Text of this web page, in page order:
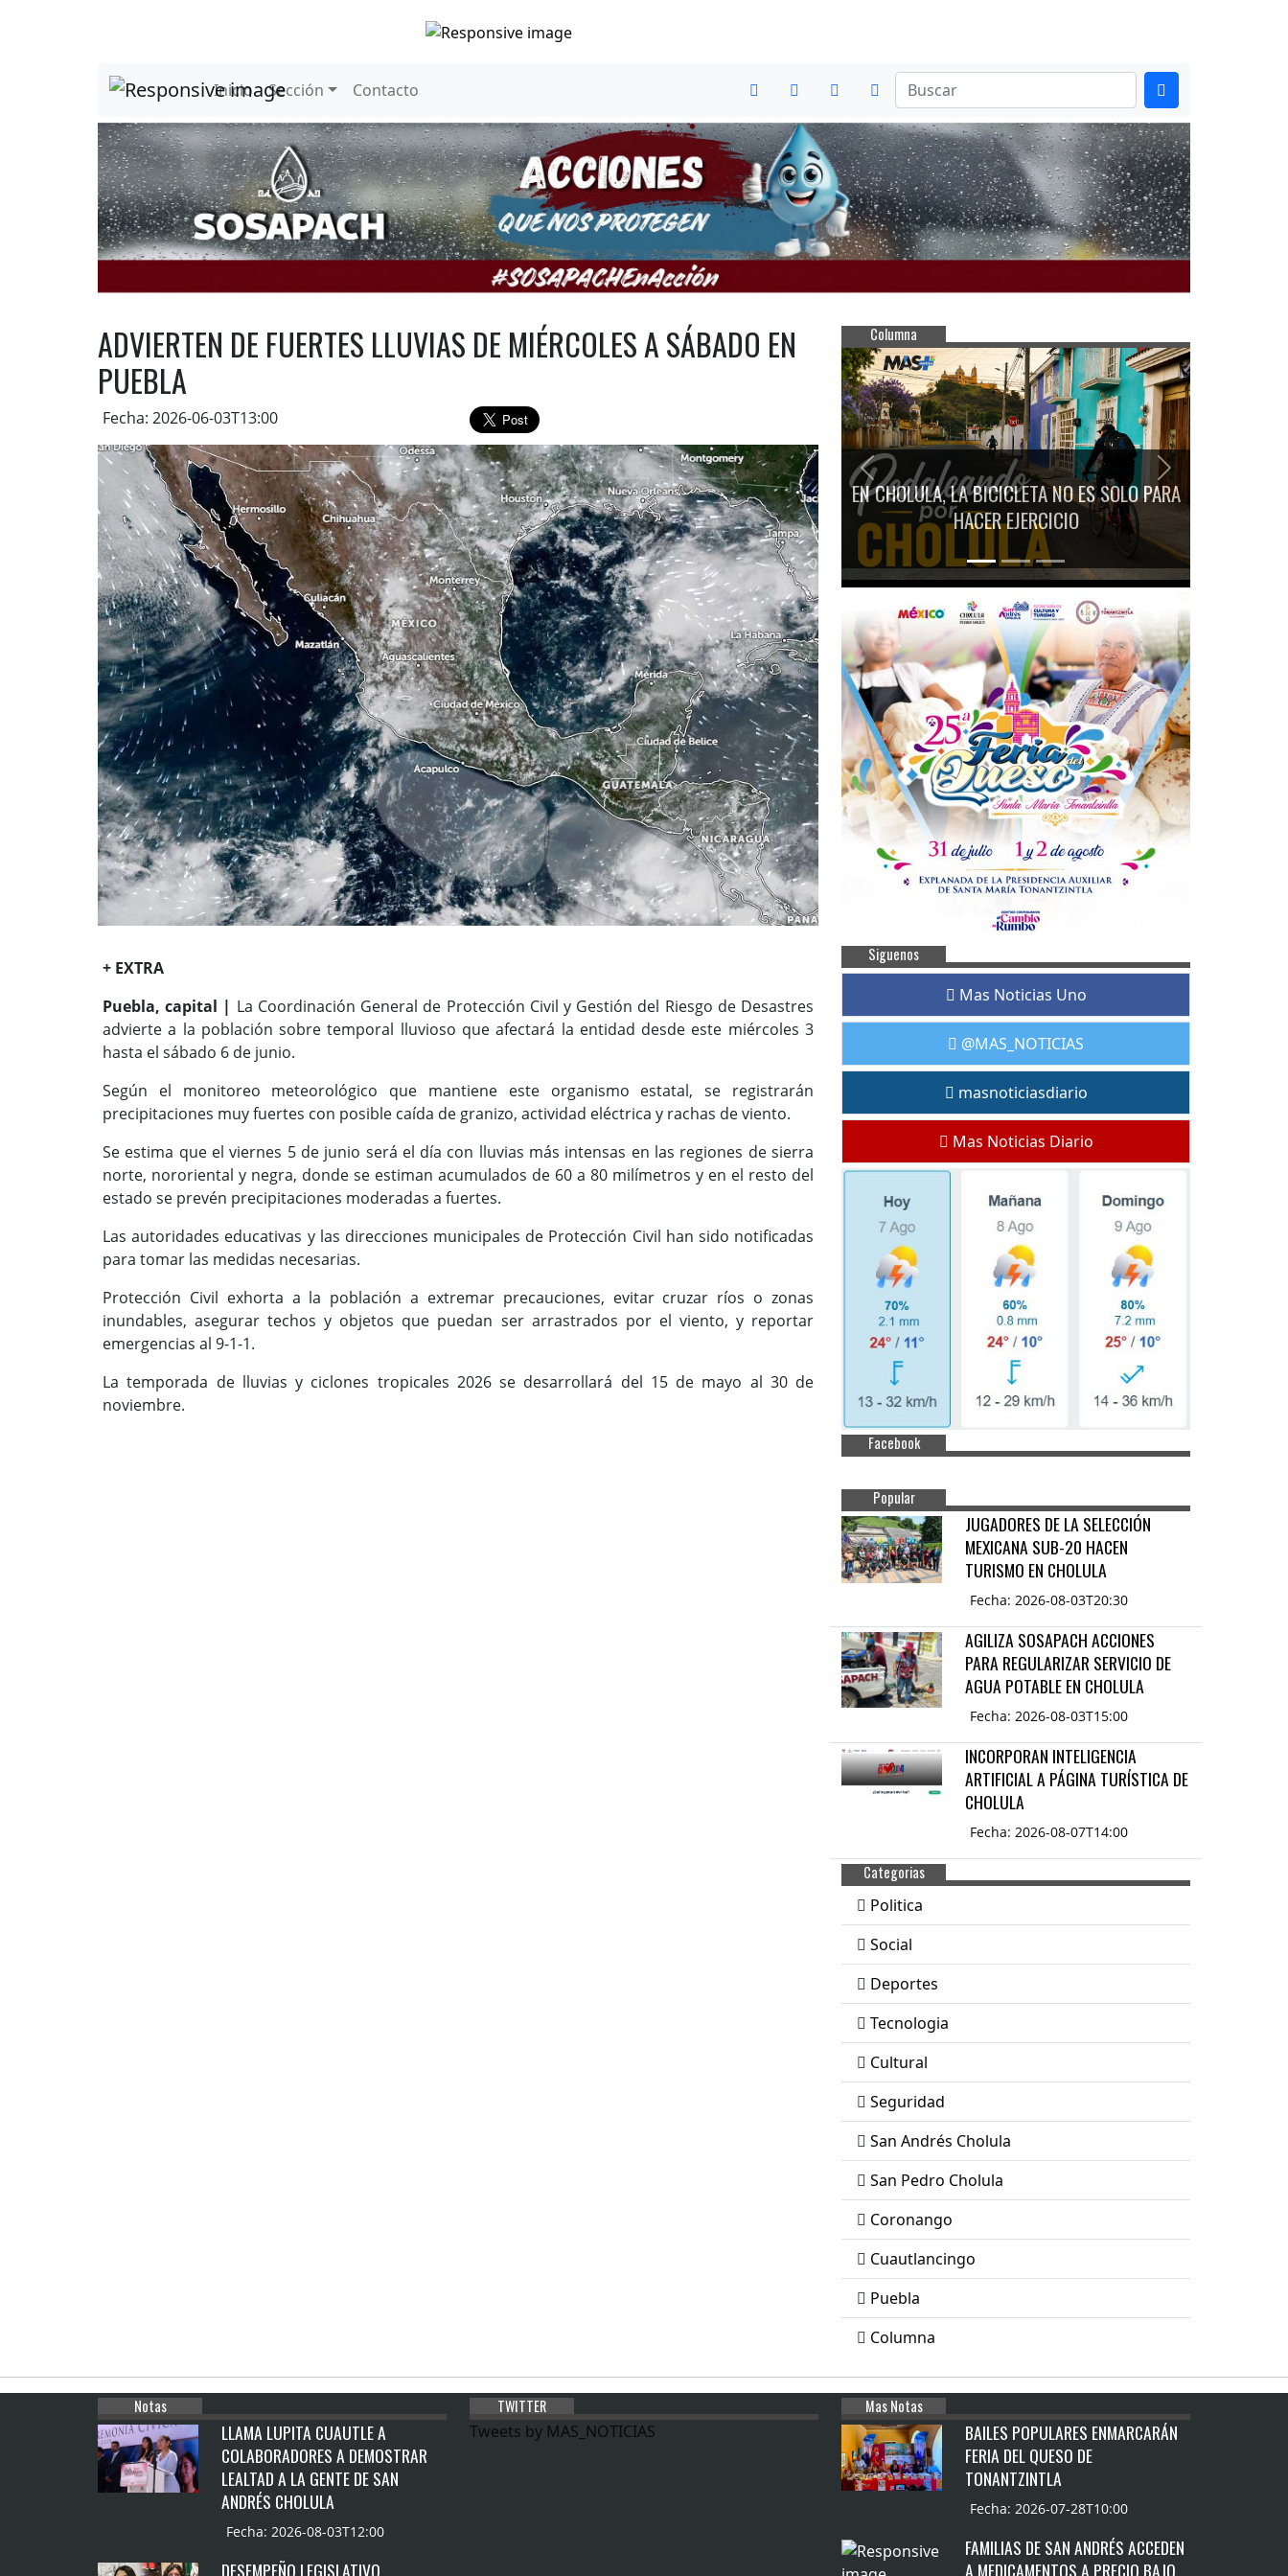
Inicio Sección Contacto
ADVIERTEN DE FUERTES LLUVIAS DE MIÉRCOLES A SÁBADO EN
PUEBLA
Fecha: 2026-06-03T13:00
+ EXTRA
Puebla, capital | La Coordinación General de Protección Civil y Gestión del Riesgo de Desastres
advierte a la población sobre temporal lluvioso que afectará la entidad desde este miércoles 3
hasta el sábado 6 de junio.
Según el monitoreo meteorológico que mantiene este organismo estatal, se registrarán
precipitaciones muy fuertes con posible caída de granizo, actividad eléctrica y rachas de viento.
Se estima que el viernes 5 de junio será el día con lluvias más intensas en las regiones de sierra
norte, nororiental y negra, donde se estiman acumulados de 60 a 80 milímetros y en el resto del
estado se prevén precipitaciones moderadas a fuertes.
Las autoridades educativas y las direcciones municipales de Protección Civil han sido notificadas
para tomar las medidas necesarias.
Protección Civil exhorta a la población a extremar precauciones, evitar cruzar ríos o zonas
inundables, asegurar techos y objetos que puedan ser arrastrados por el viento, y reportar
emergencias al 9-1-1.
La temporada de lluvias y ciclones tropicales 2026 se desarrollará del 15 de mayo al 30 de
noviembre.
Columna
EN CHOLULA, LA BICICLETA NO ES SOLO PARA
HACER EJERCICIO
Previous Next
Siguenos
Mas Noticias Uno
@MAS_NOTICIAS
masnoticiasdiario
Mas Noticias Diario
Facebook
Popular
JUGADORES DE LA SELECCIÓN
MEXICANA SUB-20 HACEN
TURISMO EN CHOLULA
Fecha: 2026-08-03T20:30
AGILIZA SOSAPACH ACCIONES
PARA REGULARIZAR SERVICIO DE
AGUA POTABLE EN CHOLULA
Fecha: 2026-08-03T15:00
INCORPORAN INTELIGENCIA
ARTIFICIAL A PÁGINA TURÍSTICA DE
CHOLULA
Fecha: 2026-08-07T14:00
Categorias
Politica
Social
Deportes
Tecnologia
Cultural
Seguridad
San Andrés Cholula
San Pedro Cholula
Coronango
Cuautlancingo
Puebla
Columna
Notas
LLAMA LUPITA CUAUTLE A
COLABORADORES A DEMOSTRAR
LEALTAD A LA GENTE DE SAN
ANDRÉS CHOLULA
Fecha: 2026-08-03T12:00
DESEMPEÑO LEGISLATIVO
TWITTER
Tweets by MAS_NOTICIAS
Mas Notas
BAILES POPULARES ENMARCARÁN
FERIA DEL QUESO DE
TONANTZINTLA
Fecha: 2026-07-28T10:00
FAMILIAS DE SAN ANDRÉS ACCEDEN
A MEDICAMENTOS A PRECIO BAJO